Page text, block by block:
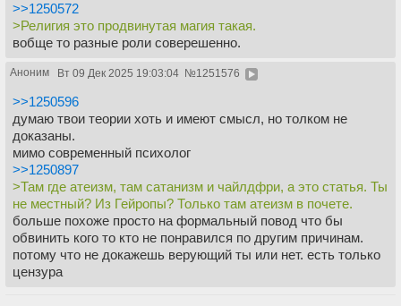
>>1250572
>Религия это продвинутая магия такая.
вобще то разные роли соверешенно.
Аноним Вт 09 Дек 2025 19:03:04 №1251576
>>1250596
думаю твои теории хоть и имеют смысл, но толком не
доказаны.
мимо современный психолог
>>1250897
>Там где атеизм, там сатанизм и чайлдфри, а это статья. Ты
не местный? Из Гейропы? Только там атеизм в почете.
больше похоже просто на формальный повод что бы
обвинить кого то кто не понравился по другим причинам.
потому что не докажешь верующий ты или нет. есть только
цензура